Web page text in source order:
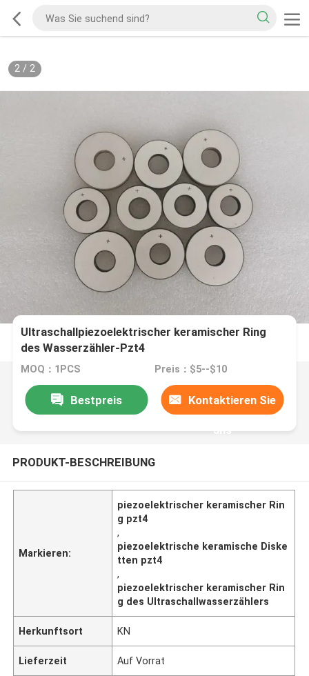
2/ 2
Ultraschallpiezoelektrischer keramischer Ring
des Wasserzähler-Pzt4
MOQ：1PCS Preis：$5--$10
Bestpreis Kontaktieren Sie
uns
PRODUKT-BESCHREIBUNG
Markieren:
piezoelektrischer keramischer Rin
g pzt4
,
piezoelektrische keramische Diske
tten pzt4
,
piezoelektrischer keramischer Rin
g des Ultraschallwasserzählers
Herkunftsort KN
Lieferzeit Auf Vorrat